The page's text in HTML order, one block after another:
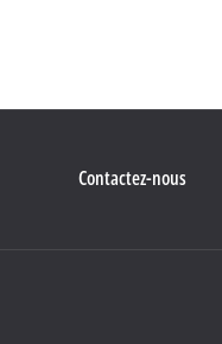
Contactez-nous